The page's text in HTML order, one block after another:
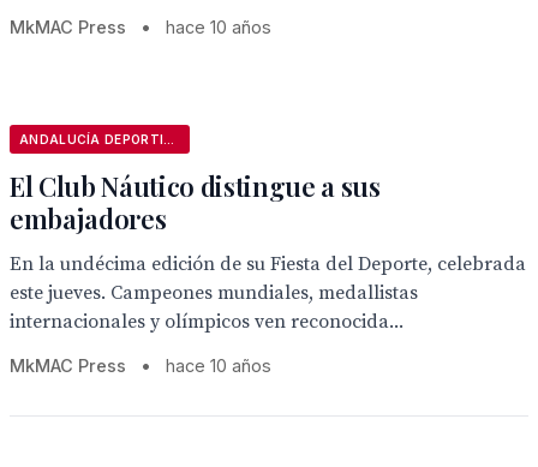
MkMAC Press • hace 10 años
El Club Náutico distingue a sus
embajadores
En la undécima edición de su Fiesta del Deporte, celebrada
este jueves. Campeones mundiales, medallistas
internacionales y olímpicos ven reconocida...
MkMAC Press • hace 10 años